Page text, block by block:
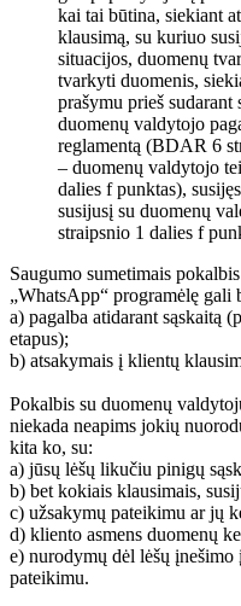
kai tai būtina, siekiant
klausimą, su kuriuo
situacijos, duomenų
tvarkyti duomenis,
prašymu prieš sudarant
duomenų valdytojo
reglamentą (BDAR 6
– duomenų valdytojo
dalies f punktas),
susijusį su duomenų
straipsnio 1 dalies f
Saugumo sumetimais
„WhatsApp“ programėlę gali
a) pagalba atidarant sąskaitą
etapus);
b) atsakymais į klientų
Pokalbis su duomenų
niekada neapims jokių
kita ko, su:
a) jūsų lėšų likučiu pinigų
b) bet kokiais klausimais,
c) užsakymų pateikimu ar jų
d) kliento asmens duomenų
e) nurodymų dėl lėšų
pateikimu.